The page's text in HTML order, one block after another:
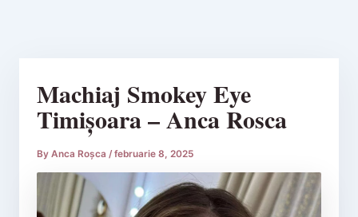
Machiaj Smokey Eye
Timișoara – Anca Rosca
By Anca Roșca /februarie 8, 2025